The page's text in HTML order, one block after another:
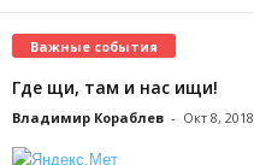
Важные события
Где щи, там и нас ищи!
Владимир Кораблев - Окт 8, 2018